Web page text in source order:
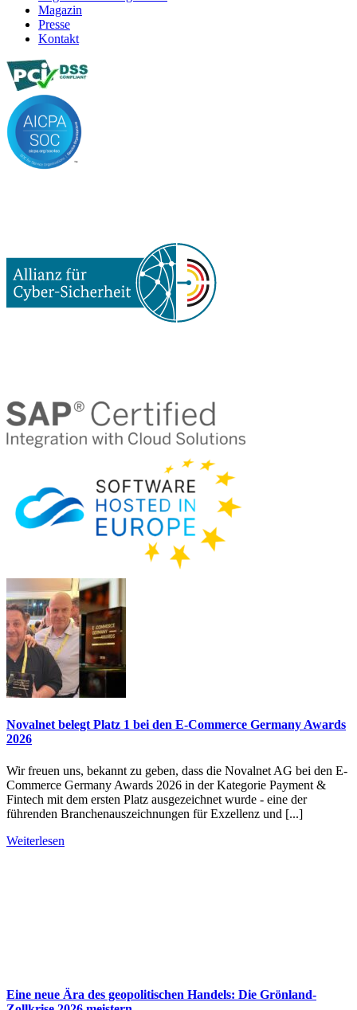
Magazin
Presse
Kontakt
Novalnet belegt Platz 1 bei den E-Commerce Germany Awards
2026
Wir freuen uns, bekannt zu geben, dass die Novalnet AG bei den E-
Commerce Germany Awards 2026 in der Kategorie Payment &
Fintech mit dem ersten Platz ausgezeichnet wurde - eine der
führenden Branchenauszeichnungen für Exzellenz und [...]
Weiterlesen
Eine neue Ära des geopolitischen Handels: Die Grönland-